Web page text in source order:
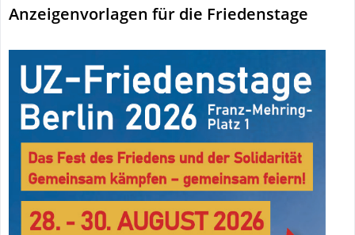
Anzeigenvorlagen für die Friedenstage